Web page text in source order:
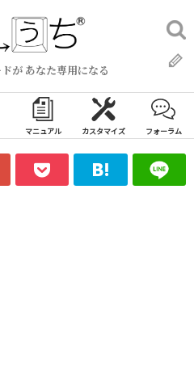
が あなた専用になる
検
索:
マニュアル カスタマイズ フォーラム